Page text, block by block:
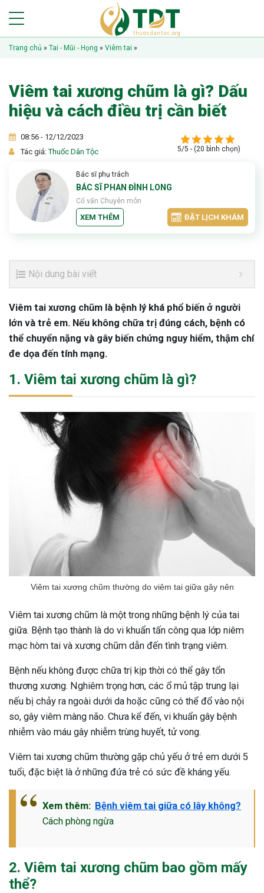
Trang chủ » Tai - Mũi - Họng » Viêm tai »
Viêm tai xương chũm là gì? Dấu
hiệu và cách điều trị cần biết
08:56 - 12/12/2023
Tác giả:Thuốc Dân Tộc 5/5 - (20 bình chọn)
Bác sĩ phụ trách
BÁC SĨ PHAN ĐÌNH LONG
Cố vấn Chuyên môn
XEM THÊM ĐẶT LỊCH KHÁM
Nội dung bài viết
Viêm tai xương chũm là bệnh lý khá phổ biến ở người
lớn và trẻ em. Nếu không chữa trị đúng cách, bệnh có
thể chuyển nặng và gây biến chứng nguy hiểm, thậm chí
đe dọa đến tính mạng.
1. Viêm tai xương chũm là gì?
Viêm tai xương chũm thường do viêm tai giữa gây nên
Viêm tai xương chũm là một trong những bệnh lý của tai
giữa. Bệnh tạo thành là do vi khuẩn tấn công qua lớp niêm
mạc hòm tai và xương chũm dẫn đến tình trạng viêm.
Bệnh nếu không được chữa trị kịp thời có thể gây tổn
thương xương. Nghiêm trọng hơn, các ổ mủ tập trung lại
nếu bị chảy ra ngoài dưới da hoặc cũng có thể đổ vào nội
so, gây viêm màng não. Chưa kể đến, vi khuẩn gây bệnh
nhiễm vào máu gây nhiễm trùng huyết, tử vong.
Viêm tai xương chũm thường gặp chủ yếu ở trẻ em dưới 5
tuổi, đặc biệt là ở những đứa trẻ có sức đề kháng yếu.
Xem thêm: Bệnh viêm tai giữa có lây không?
Cách phòng ngừa
2. Viêm tai xương chũm bao gồm mấy
thể?